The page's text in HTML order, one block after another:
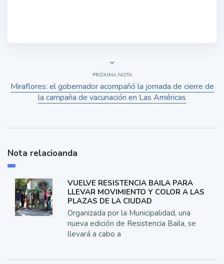
PRÓXIMA NOTA
Miraflores: el gobernador acompañó la jornada de cierre de
la campaña de vacunación en Las Américas
Nota relacioanda
VUELVE RESISTENCIA BAILA PARA
LLEVAR MOVIMIENTO Y COLOR A LAS
PLAZAS DE LA CIUDAD
Organizada por la Municipalidad, una
nueva edición de Resistencia Baila, se
llevará a cabo a